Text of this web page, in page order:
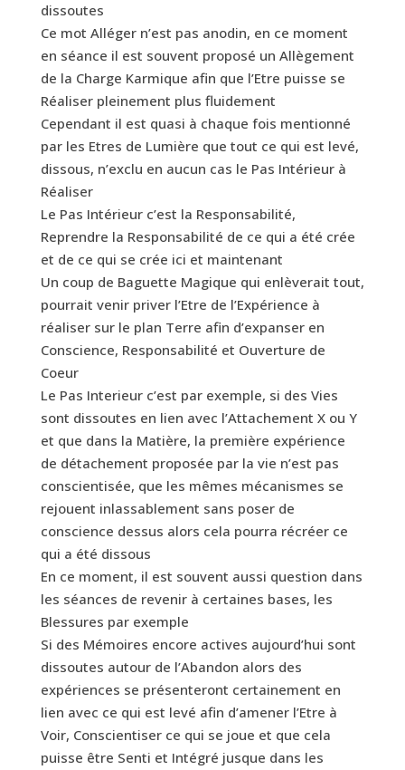
dissoutes
Ce mot Alléger n’est pas anodin, en ce moment
en séance il est souvent proposé un Allègement
de la Charge Karmique afin que l’Etre puisse se
Réaliser pleinement plus fluidement
Cependant il est quasi à chaque fois mentionné
par les Etres de Lumière que tout ce qui est levé,
dissous, n’exclu en aucun cas le Pas Intérieur à
Réaliser
Le Pas Intérieur c’est la Responsabilité,
Reprendre la Responsabilité de ce qui a été crée
et de ce qui se crée ici et maintenant
Un coup de Baguette Magique qui enlèverait tout,
pourrait venir priver l’Etre de l’Expérience à
réaliser sur le plan Terre afin d’expanser en
Conscience, Responsabilité et Ouverture de
Coeur
Le Pas Interieur c’est par exemple, si des Vies
sont dissoutes en lien avec l’Attachement X ou Y
et que dans la Matière, la première expérience
de détachement proposée par la vie n’est pas
conscientisée, que les mêmes mécanismes se
rejouent inlassablement sans poser de
conscience dessus alors cela pourra récréer ce
qui a été dissous
En ce moment, il est souvent aussi question dans
les séances de revenir à certaines bases, les
Blessures par exemple
Si des Mémoires encore actives aujourd’hui sont
dissoutes autour de l’Abandon alors des
expériences se présenteront certainement en
lien avec ce qui est levé afin d’amener l’Etre à
Voir, Conscientiser ce qui se joue et que cela
puisse être Senti et Intégré jusque dans les